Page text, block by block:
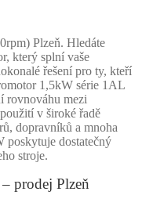
Plzeň. Hledáte
který splní vaše
řešení pro ty, kteří
1,5kW série 1AL
rovnováhu mezi
v široké řadě
dopravníků a mnoha
poskytuje dostatečný
stroje.
prodej Plzeň